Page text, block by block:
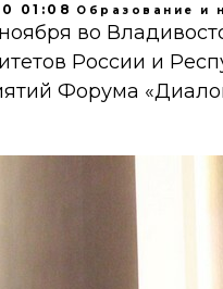
01:08 Образование и
во
России и
Форума